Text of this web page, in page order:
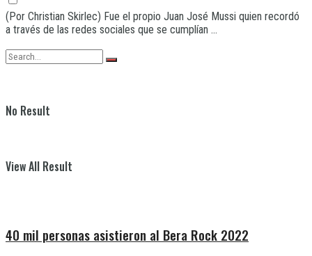
No Result
View All Result
(Por Christian Skirlec) Fue el propio Juan José Mussi quien recordó
a través de las redes sociales que se cumplían ...
40 mil personas asistieron al Bera Rock 2022